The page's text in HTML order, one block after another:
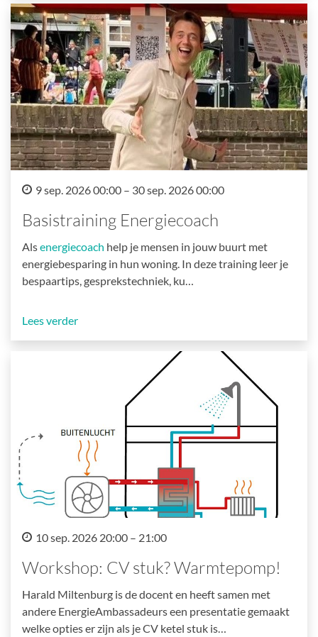
9 sep. 2026 00:00 – 30 sep. 2026 00:00
Basistraining Energiecoach
Alsenergiecoach help je mensen in jouw buurt met
energiebesparing in hun woning. In deze training leer je
bespaartips, gesprekstechniek, ku…
Lees verder
10 sep. 2026 20:00 – 21:00
Workshop: CV stuk? Warmtepomp!
Harald Miltenburg is de docent en heeft samen met
andere EnergieAmbassadeurs een presentatie gemaakt
welke opties er zijn als je CV ketel stuk is…